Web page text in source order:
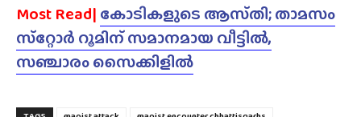
Most Read| കോടികളുടെ ആസ്‌തി; താമസം
സ്‌റ്റോർ റൂമിന് സമാനമായ വീട്ടിൽ,
സഞ്ചാരം സൈക്കിളിൽ